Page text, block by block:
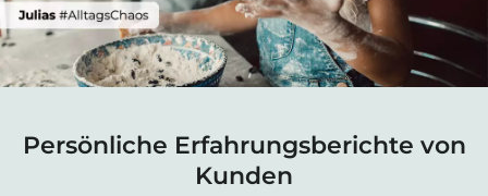
Persönliche Erfahrungsberichte von
Kunden